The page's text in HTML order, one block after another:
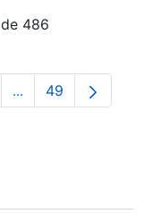
486
Use TAB para
...PáginasPágina
49